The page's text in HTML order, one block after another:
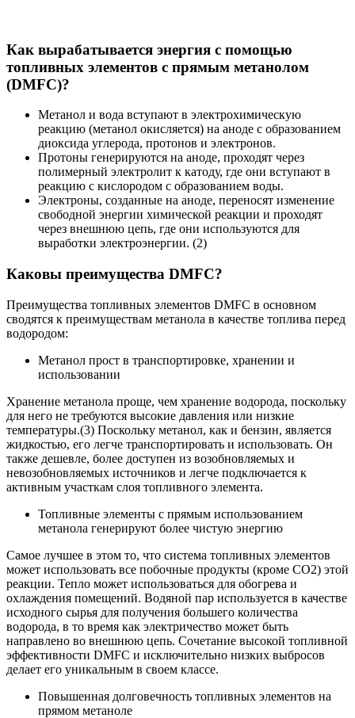
Как вырабатывается энергия с помощью
топливных элементов с прямым метанолом
(DMFC)?
Метанол и вода вступают в электрохимическую
реакцию (метанол окисляется) на аноде с образованием
диоксида углерода, протонов и электронов.
Протоны генерируются на аноде, проходят через
полимерный электролит к катоду, где они вступают в
реакцию с кислородом с образованием воды.
Электроны, созданные на аноде, переносят изменение
свободной энергии химической реакции и проходят
через внешнюю цепь, где они используются для
выработки электроэнергии. (2)
Каковы преимущества DMFC?
Преимущества топливных элементов DMFC в основном
сводятся к преимуществам метанола в качестве топлива перед
водородом:
Метанол прост в транспортировке, хранении и
использовании
Хранение метанола проще, чем хранение водорода, поскольку
для него не требуются высокие давления или низкие
температуры.(3) Поскольку метанол, как и бензин, является
жидкостью, его легче транспортировать и использовать. Он
также дешевле, более доступен из возобновляемых и
невозобновляемых источников и легче подключается к
активным участкам слоя топливного элемента.
Топливные элементы с прямым использованием
метанола генерируют более чистую энергию
Самое лучшее в этом то, что система топливных элементов
может использовать все побочные продукты (кроме CO2) этой
реакции. Тепло может использоваться для обогрева и
охлаждения помещений. Водяной пар используется в качестве
исходного сырья для получения большего количества
водорода, в то время как электричество может быть
направлено во внешнюю цепь. Сочетание высокой топливной
эффективности DMFC и исключительно низких выбросов
делает его уникальным в своем классе.
Повышенная долговечность топливных элементов на
прямом метаноле